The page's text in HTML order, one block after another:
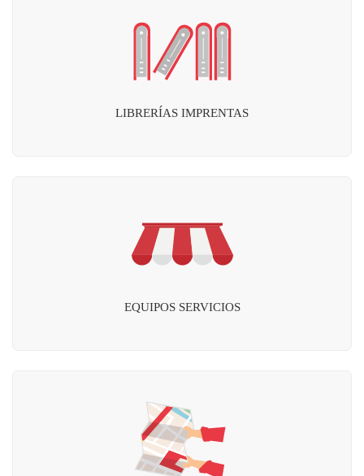
LIBRERÍAS IMPRENTAS
EQUIPOS SERVICIOS